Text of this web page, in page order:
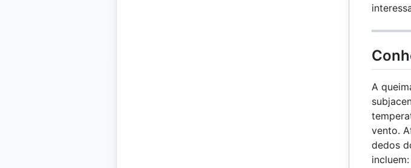
A
vento.
dedos
incluem: